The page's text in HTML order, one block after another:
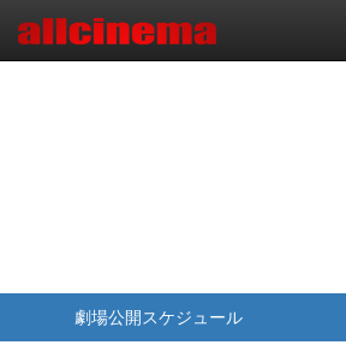
劇場公開スケジュール